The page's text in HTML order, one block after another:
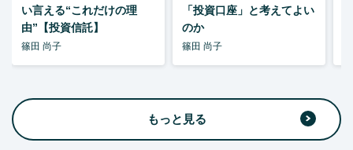
い言える“これだけの理
由”【投資信託】
篠田 尚子
「投資口座」と考えてよい
のか
篠田 尚子
もっと見る